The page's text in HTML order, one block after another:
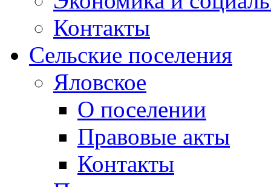
Контакты
Сельские поселения
Яловское
О поселении
Правовые акты
Контакты